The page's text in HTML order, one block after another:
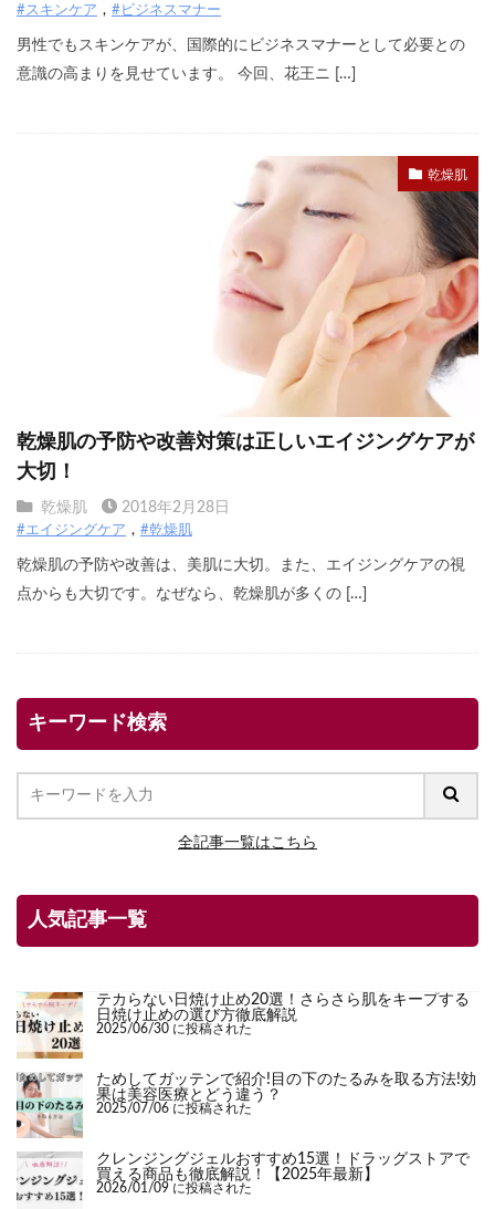
#スキンケア #ビジネスマナー
男性でもスキンケアが、国際的にビジネスマナーとして必要との
意識の高まりを見せています。 今回、花王ニ […]
乾燥肌
乾燥肌の予防や改善対策は正しいエイジングケアが
大切！
乾燥肌 2018年2月28日
#エイジングケア #乾燥肌
乾燥肌の予防や改善は、美肌に大切。また、エイジングケアの視
点からも大切です。なぜなら、乾燥肌が多くの […]
キーワード検索
全記事一覧はこちら
人気記事一覧
テカらない日焼け止め20選！さらさら肌をキープする
日焼け止めの選び方徹底解説
2025/06/30 に投稿された
ためしてガッテンで紹介!目の下のたるみを取る方法!効
果は美容医療とどう違う？
2025/07/06 に投稿された
クレンジングジェルおすすめ15選！ドラッグストアで
買える商品も徹底解説！【2025年最新】
2026/01/09 に投稿された